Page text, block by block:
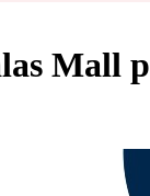
Mall